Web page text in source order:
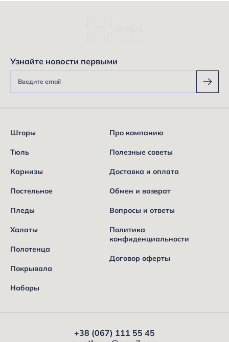
Узнайте новости первыми
Шторы
Тюль
Карнизы
Постельное
Пледы
Халаты
Полотенца
Покрывала
Наборы
Про компанию
Полезные советы
Доставка и оплата
Обмен и возврат
Вопросы и ответы
Политика
конфиденциальности
Договор оферты
+38 (067) 111 55 45